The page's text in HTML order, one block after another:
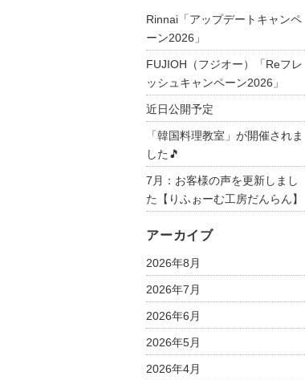
Rinnai「アップデートキャンペ
ーン2026」
FUJIOH（フジオー）「Reフレ
ッシュキャンペーン2026」
近日公開予定
「韓国料理教室」が開催されま
した🎵
7月：お客様の声を更新しまし
た【りふぉーむ工房だんらん】
アーカイブ
2026年8月
2026年7月
2026年6月
2026年5月
2026年4月